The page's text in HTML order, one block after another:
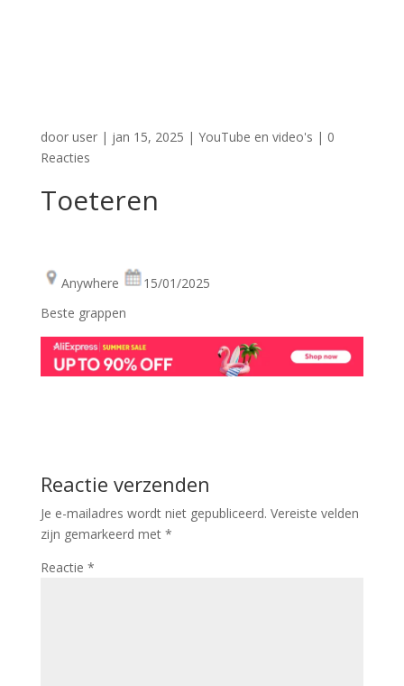
door user| jan 15, 2025 | YouTube en video's | 0
Reacties
Toeteren
Anywhere
15/01/2025
Beste grappen
Reactie verzenden
Je e-mailadres wordt niet gepubliceerd. Vereiste velden
zijn gemarkeerd met *
Reactie *